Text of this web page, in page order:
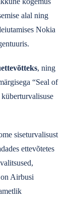
alal ning
Nokia
, ning
“Seal of
siseturvalisust
ettevõtetes
Airbusi